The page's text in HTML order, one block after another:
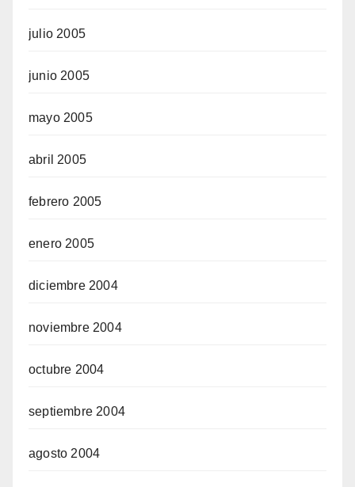
julio 2005
junio 2005
mayo 2005
abril 2005
febrero 2005
enero 2005
diciembre 2004
noviembre 2004
octubre 2004
septiembre 2004
agosto 2004